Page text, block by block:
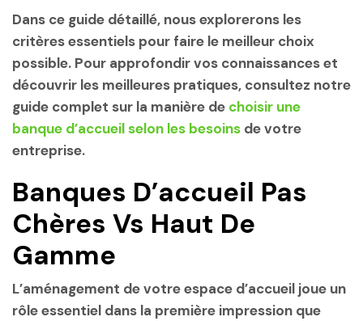
Dans ce guide détaillé, nous explorerons les
critères essentiels pour faire le meilleur choix
possible. Pour approfondir vos connaissances et
découvrir les meilleures pratiques, consultez notre
guide complet sur la manière de choisir une
banque d’accueil selon les besoins de votre
entreprise.
Banques D’accueil Pas
Chères Vs Haut De
Gamme
L’aménagement de votre espace d’accueil joue un
rôle essentiel dans la première impression que